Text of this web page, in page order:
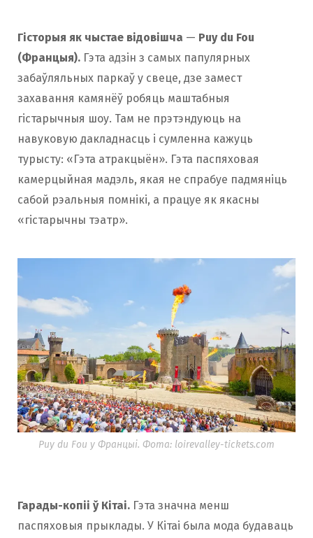
Гісторыя як чыстае відовішча — Puy du Fou
(Францыя). Гэта адзін з самых папулярных
забаўляльных паркаў у свеце, дзе замест
захавання камянёў робяць маштабныя
гістарычныя шоу. Там не прэтэндуюць на
навуковую дакладнасць і сумленна кажуць
турысту: «Гэта атракцыён». Гэта паспяховая
камерцыйная мадэль, якая не спрабуе падмяніць
сабой рэальныя помнікі, а працуе як якасны
«гістарычны тэатр».
Puy du Fou у Францыі. Фота: loirevalley-tickets.com
Гарады-копіі ў Кітаі. Гэта значна менш
паспяховыя прыклады. У Кітаі была мода будаваць